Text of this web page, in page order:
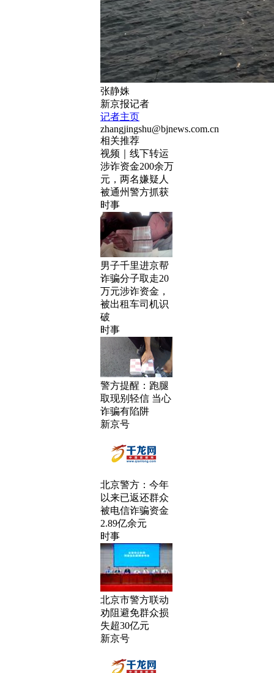
张静姝
新京报记者
记者主页
zhangjingshu@bjnews.com.cn
相关推荐
视频｜线下转运
涉诈资金200余万
元，两名嫌疑人
被通州警方抓获
时事
男子千里进京帮
诈骗分子取走20
万元涉诈资金，
被出租车司机识
破
时事
警方提醒：跑腿
取现别轻信 当心
诈骗有陷阱
新京号
北京警方：今年
以来已返还群众
被电信诈骗资金
2.89亿余元
时事
北京市警方联动
劝阻避免群众损
失超30亿元
新京号